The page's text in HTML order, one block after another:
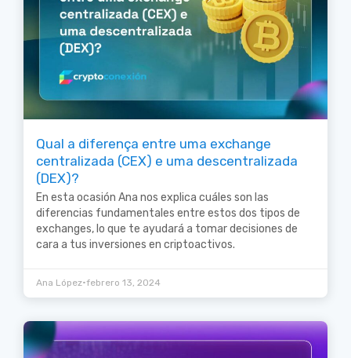
Qual a diferença entre uma exchange
centralizada (CEX) e uma descentralizada
(DEX)?
En esta ocasión Ana nos explica cuáles son las
diferencias fundamentales entre estos dos tipos de
exchanges, lo que te ayudará a tomar decisiones de
cara a tus inversiones en criptoactivos.
Ana López•febrero 13, 2024